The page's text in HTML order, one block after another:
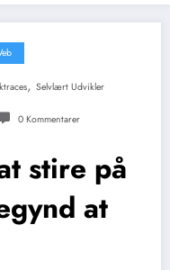
, Selvlært Udvikler
0 Kommentarer
stire på
at